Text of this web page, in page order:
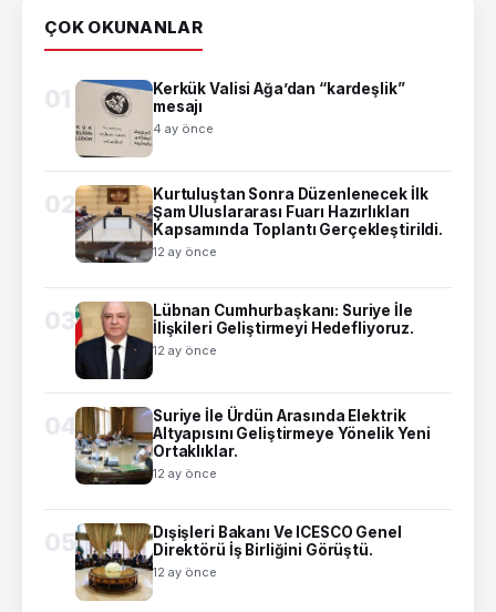
ÇOK OKUNANLAR
01
Kerkük Valisi Ağa’dan “kardeşlik”
mesajı
4 ay önce
02
Kurtuluştan Sonra Düzenlenecek İlk
Şam Uluslararası Fuarı Hazırlıkları
Kapsamında Toplantı Gerçekleştirildi.
12 ay önce
03
Lübnan Cumhurbaşkanı: Suriye İle
İlişkileri Geliştirmeyi Hedefliyoruz.
12 ay önce
04
Suriye İle Ürdün Arasında Elektrik
Altyapısını Geliştirmeye Yönelik Yeni
Ortaklıklar.
12 ay önce
05
Dışişleri Bakanı Ve ICESCO Genel
Direktörü İş Birliğini Görüştü.
12 ay önce